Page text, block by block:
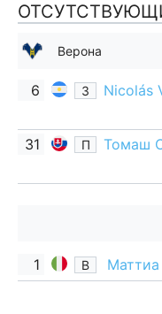
Верона
6 З Nicolás
31 П Томаш
1 В